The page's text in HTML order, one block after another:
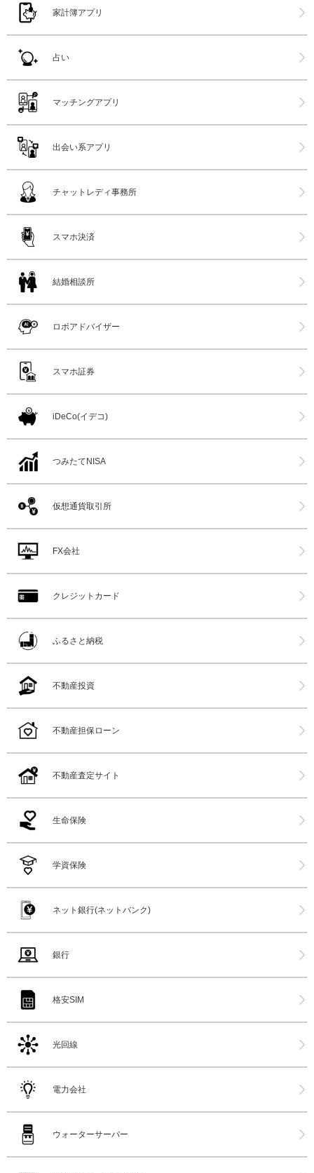
家計簿アプリ
占い
マッチングアプリ
出会い系アプリ
チャットレディ事務所
スマホ決済
結婚相談所
ロボアドバイザー
スマホ証券
iDeCo(イデコ)
つみたてNISA
仮想通貨取引所
FX会社
クレジットカード
ふるさと納税
不動産投資
不動産担保ローン
不動産査定サイト
生命保険
学資保険
ネット銀行(ネットバンク)
銀行
格安SIM
光回線
電力会社
ウォーターサーバー